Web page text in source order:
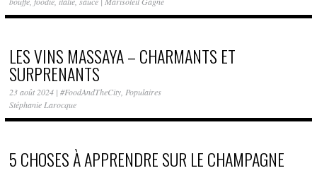
LES VINS MASSAYA – CHARMANTS ET
SURPRENANTS
23 août 2024 | #FoodAndTheCity, Populaires
Stéphanie Larocque
5 CHOSES À APPRENDRE SUR LE CHAMPAGNE